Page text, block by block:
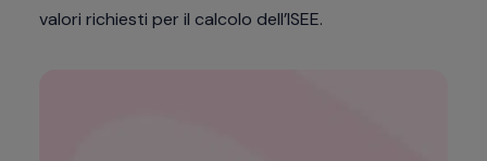
valori richiesti per il calcolo dell’ISEE.